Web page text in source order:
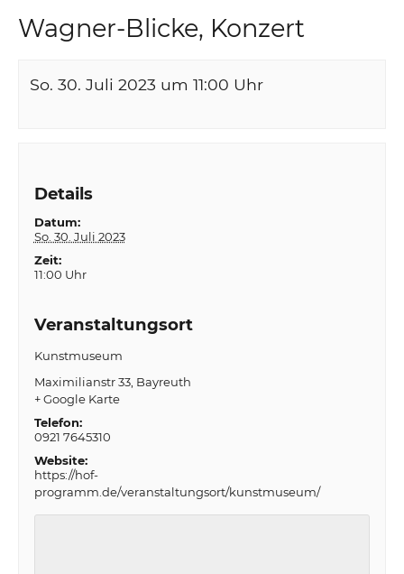
Wagner-Blicke, Konzert
So. 30. Juli 2023 um 11:00 Uhr
Details
Datum:
So. 30. Juli 2023
Zeit:
11:00 Uhr
Veranstaltungsort
Kunstmuseum
Maximilianstr 33 Bayreuth
+ Google Karte
Telefon:
0921 7645310
Website:
https://hof-
programm.de/veranstaltungsort/kunstmuseum/